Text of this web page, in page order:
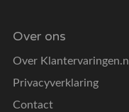
Over ons
Over Klantervaringen.nl
Privacyverklaring
Contact